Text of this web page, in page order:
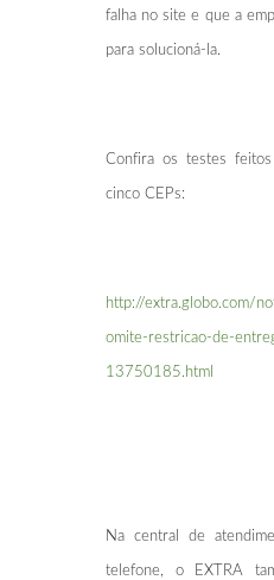
falha no site e que a
para solucioná-la.
Confira os testes
cinco CEPs:
http://extra.globo.com/
omite-restricao-de-
13750185.html
Na central de
telefone, o EXTRA